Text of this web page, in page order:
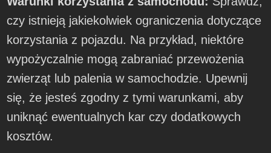
czy istnieją jakiekolwiek ograniczenia dotyczące
korzystania z pojazdu. Na przykład, niektóre
wypożyczalnie mogą zabraniać przewożenia
zwierząt lub palenia w samochodzie. Upewnij
się, że jesteś zgodny z tymi warunkami, aby
uniknąć ewentualnych kar czy dodatkowych
kosztów.